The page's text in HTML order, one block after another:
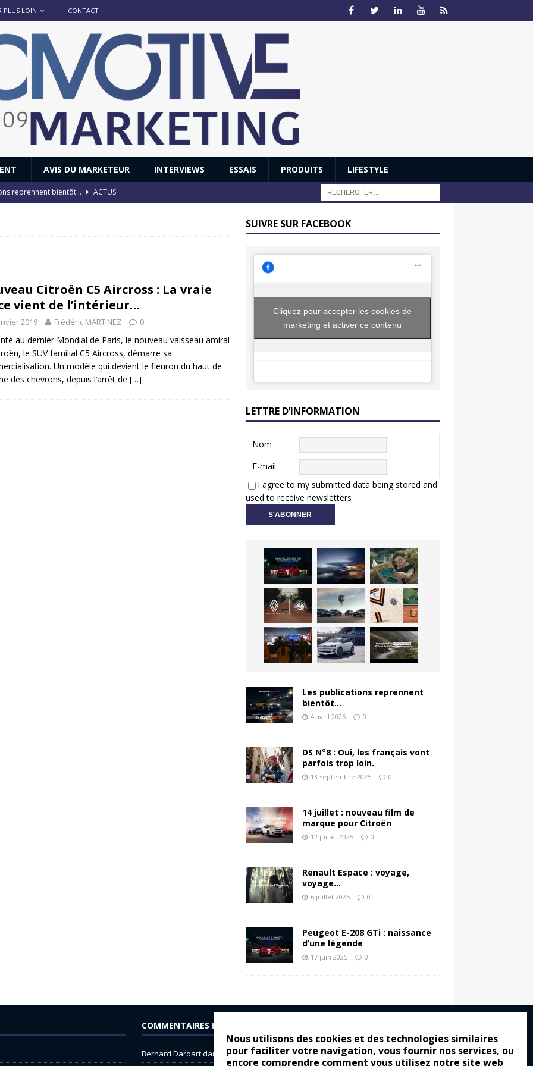
Nous utilisons des cookies et des technologies similaires
pour faciliter votre navigation, vous fournir nos services, ou
encore comprendre comment vous utilisez notre site web
PLUS LOIN CONTACT
AVIS DU MARKETEUR INTERVIEWS ESSAIS PRODUITS LIFESTYLE
reprennent bientôt…
ACTUS
: Honda dévoile un spot publicitaire… confiné! ACTUS
Citroën C5 Aircross : La vraie
vient de l’intérieur…
2019 Frédéric MARTINEZ 0
au dernier Mondial de Paris, le nouveau vaisseau amiral
le SUV familial C5 Aircross, démarre sa
Un modèle qui devient le fleuron du haut de
des chevrons, depuis l’arrêt de […]
SUIVRE SUR FACEBOOK
Cliquez pour accepter les cookies de
marketing et activer ce contenu
LETTRE D’INFORMATION
Nom
E-mail
I agree to my submitted data being stored and
used to receive newsletters
Les publications reprennent
bientôt…
4 avril 2026 0
DS N°8 : Oui, les français vont
parfois trop loin.
13 septembre 2025 0
14 juillet : nouveau film de
marque pour Citroën
12 juillet 2025 0
Renault Espace : voyage,
voyage…
6 juillet 2025 0
Peugeot E-208 GTi : naissance
d’une légende
17 juin 2025 0
COMMENTAIRES RÉCENTS
Bernard Dardartdans Dacia Sandero : pour les gens vrais